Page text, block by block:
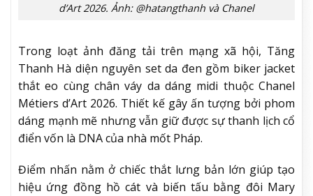
d’Art 2026. Ảnh: @hatangthanh và Chanel
Trong loạt ảnh đăng tải trên mạng xã hội, Tăng
Thanh Hà diện nguyên set da đen gồm biker jacket
thắt eo cùng chân váy da dáng midi thuộc Chanel
Métiers d’Art 2026. Thiết kế gây ấn tượng bởi phom
dáng mạnh mẽ nhưng vẫn giữ được sự thanh lịch cổ
điển vốn là DNA của nhà mốt Pháp.
Điểm nhấn nằm ở chiếc thắt lưng bản lớn giúp tạo
hiệu ứng đồng hồ cát và biến tấu bằng đôi Mary